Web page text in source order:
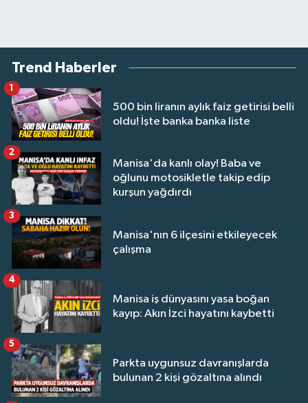
Trend Haberler
500 bin liranın aylık faiz getirisi belli
oldu! İşte banka banka liste
1
Manisa'da kanlı olay! Baba ve
oğlunu motosikletle takip edip
kurşun yağdırdı
2
Manisa'nın 6 ilçesini etkileyecek
çalışma
3
Manisa iş dünyasını yasa boğan
kayıp: Akın İzci hayatını kaybetti
4
Parkta uygunsuz davranışlarda
bulunan 2 kişi gözaltına alındı
5